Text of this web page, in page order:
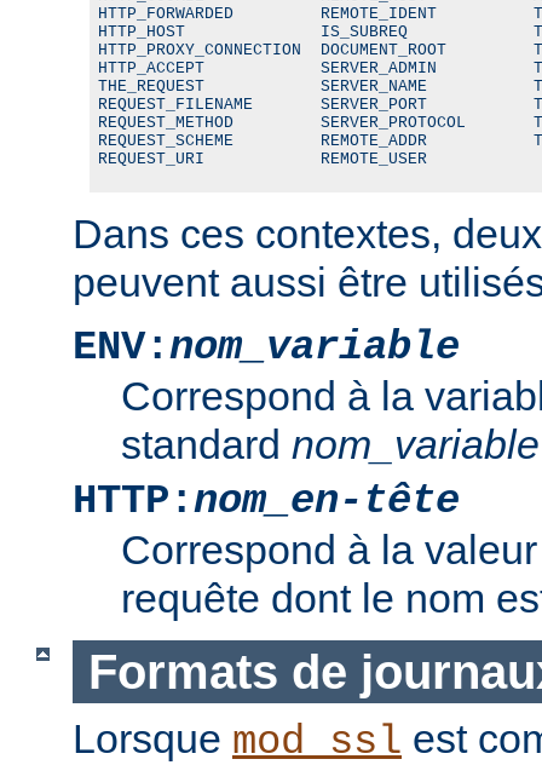
HTTP_FORWARDED         REMOTE_IDENT
HTTP_HOST              IS_SUBREQ
HTTP_PROXY_CONNECTION  DOCUMENT_ROOT
HTTP_ACCEPT            SERVER_ADMIN
THE_REQUEST            SERVER_NAME
REQUEST_FILENAME       SERVER_PORT
REQUEST_METHOD         SERVER_PROTOCOL
REQUEST_SCHEME         REMOTE_ADDR
REQUEST_URI            REMOTE_USER
Dans ces contextes,
peuvent aussi être
ENV:nom_variable
Correspond à la
standard nom_variable
HTTP:nom_en-tête
Correspond à la
requête dont le nom
Formats de
Lorsque mod_ssl est